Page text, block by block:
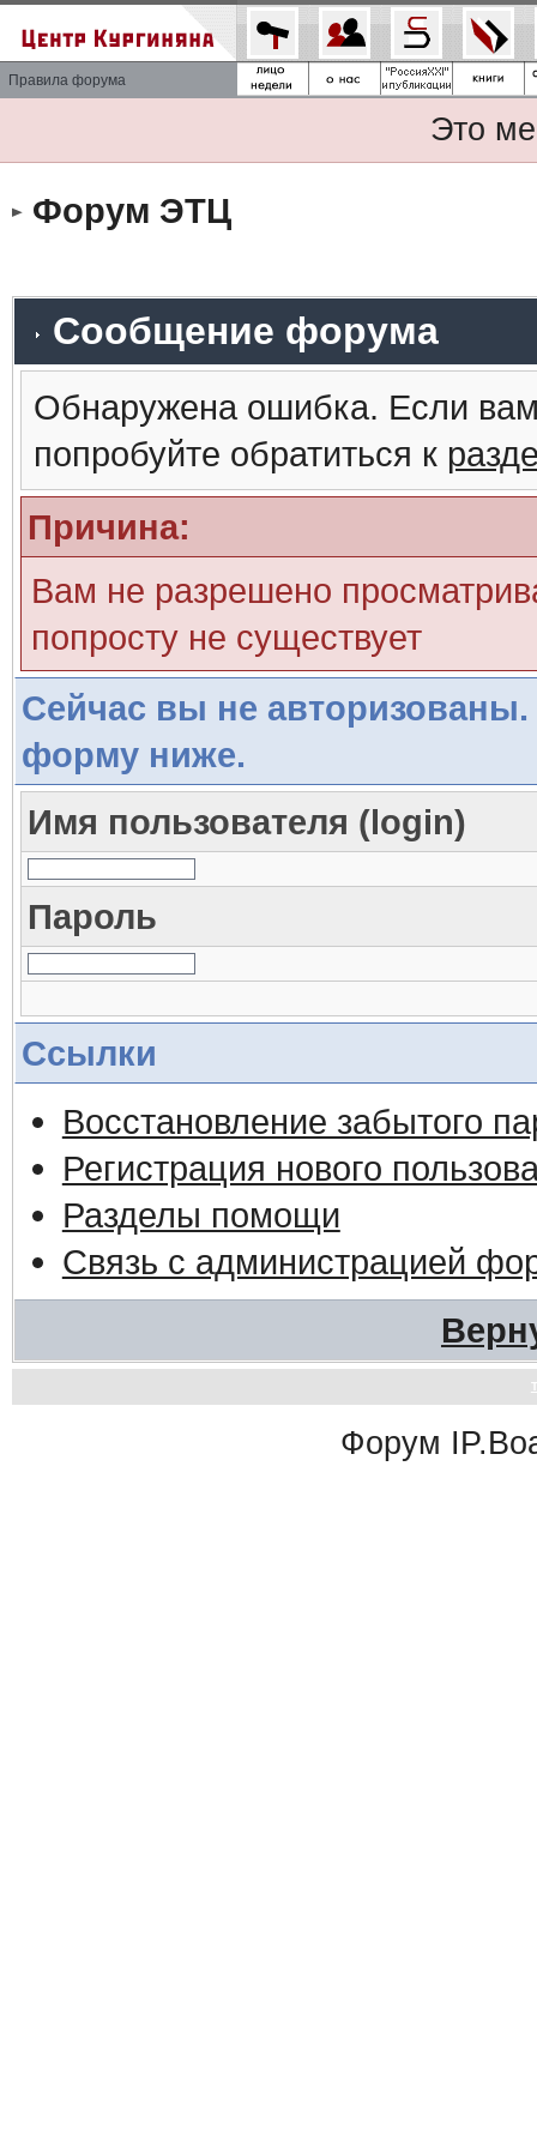
Правила форума
Это
Форум ЭТЦ
Сообщение форума
Обнаружена ошибка. Если
попробуйте обратиться к
Причина:
Вам не разрешено
попросту не существует
Сейчас вы не авторизованы.
форму ниже.
Имя пользователя (login)
Пароль
Ссылки
Восстановление забытого
Регистрация нового
Разделы помощи
Связь с администрацией
Форум